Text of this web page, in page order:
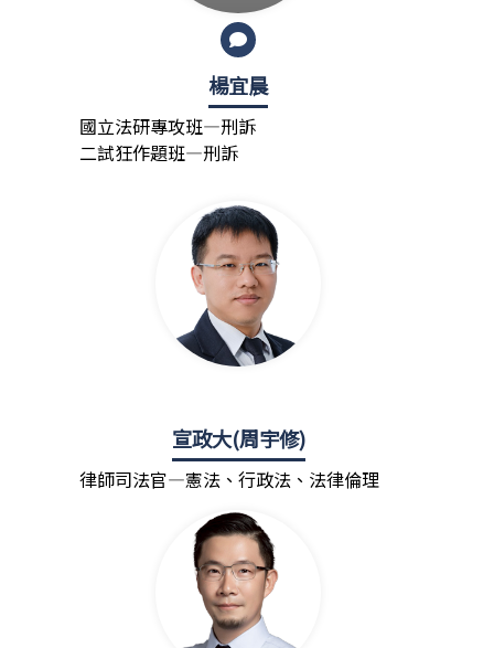
楊宜晨
國立法研專攻班—刑訴
二試狂作題班—刑訴
宣政大(周宇修)
律師司法官—憲法、行政法、法律倫理